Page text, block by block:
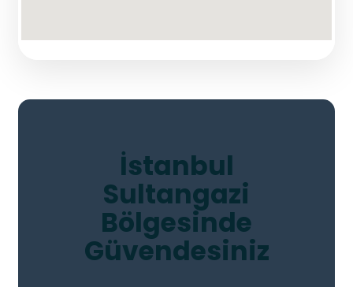
İstanbul
Sultangazi
Bölgesinde
Güvendesiniz